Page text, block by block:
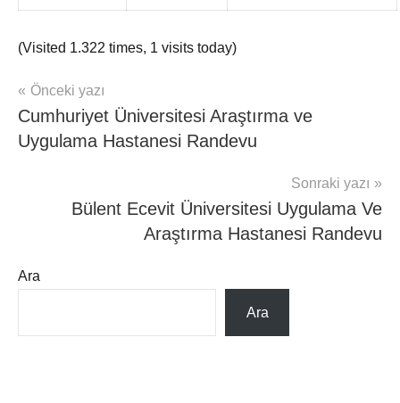
(Visited 1.322 times, 1 visits today)
mhrs
Yazı
gezinmesi
Önceki yazı
Cumhuriyet Üniversitesi Araştırma ve
Uygulama Hastanesi Randevu
Sonraki yazı
Bülent Ecevit Üniversitesi Uygulama Ve
Araştırma Hastanesi Randevu
Ara
Ara